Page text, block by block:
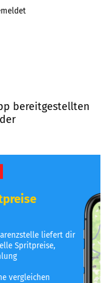
bereitgestellten
liefert dir
Spritpreise,
vergleichen